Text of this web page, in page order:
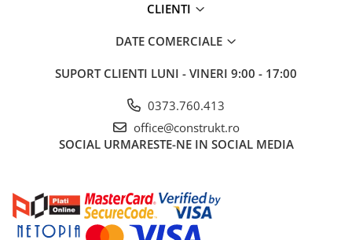
UPS-uri si stabilizatoare de
Ventile liniare
Ventile electromagnetice
Automatizare centrala termica
Termostate aplicatii industriale
Echipamente pentru tratarea si
pomparea apei
CLIENTI
DATE COMERCIALE
SUPORT CLIENTI LUNI - VINERI 9:00 - 17:00
0373.760.413
office@construkt.ro
SOCIAL URMARESTE-NE IN SOCIAL MEDIA